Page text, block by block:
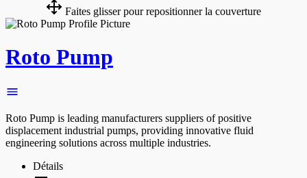
Faites glisser pour repositionner la couverture
Roto Pump
Roto Pump is leading manufacturers suppliers of positive
displacement industrial pumps, providing innovative fluid
engineering solutions across multiple industries.
Détails